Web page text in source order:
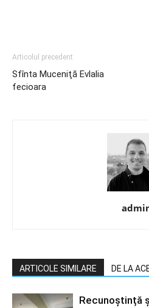
Articolul precedent
Sfînta Muceniţă Evlalia
fecioara
ARTICOLE SIMILARE DE LA
Recunoștință